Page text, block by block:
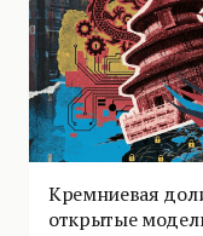
Кремниевая
открытые